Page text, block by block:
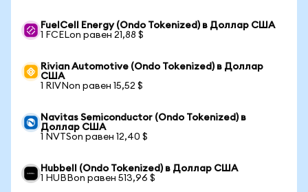
FuelCell Energy (Ondo Tokenized) в Доллар США
1 FCELon равен 21,88 $
Rivian Automotive (Ondo Tokenized) в Доллар
США
1 RIVNon равен 15,52 $
Navitas Semiconductor (Ondo Tokenized) в
Доллар США
1 NVTSon равен 12,40 $
Hubbell (Ondo Tokenized) в Доллар США
1 HUBBon равен 513,96 $